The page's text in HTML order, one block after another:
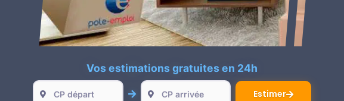
Vos estimations gratuites en 24h
Estimer